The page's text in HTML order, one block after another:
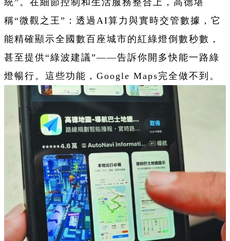
統”。在細節控制和生活服務整合上，高德堪
稱“微觀之王”：透過AI算力與實時交管數據，它
能精確顯示全國數百座城市的紅綠燈倒數秒數，
甚至提供“綠波建議”——告訴你開多快能一路綠
燈暢行。這些功能，Google Maps完全做不到。